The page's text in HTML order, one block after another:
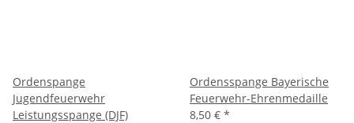
Ordenspange
Jugendfeuerwehr
Leistungsspange (DJF)
Ordensspange Bayerische
Feuerwehr-Ehrenmedaille
8,50 € *